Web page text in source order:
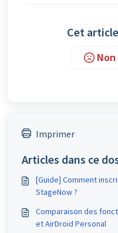
Cet
Non
Imprimer
Articles dans ce
[Guide] Comment
StageNow ?
Comparaison des
et AirDroid Personal